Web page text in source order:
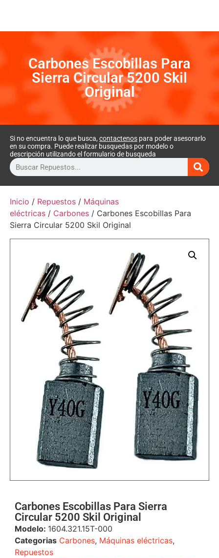
Carbones Escobillas Para
Sierra Circular 5200 Skil
Original
Si no encuentra lo que busca, contactenos para poder asesorarlo
en su compra. Puede realizar busquedas por modelo o
descripción utilizando el formulario de busqueda
Inicio / Repuestos / Máquinas
eléctricas / Carbones / Carbones Escobillas Para
Sierra Circular 5200 Skil Original
Carbones Escobillas Para Sierra
Circular 5200 Skil Original
Modelo: 1604.321.15T-000
Categorias Carbones, Máquinas eléctricas,
Repuestos